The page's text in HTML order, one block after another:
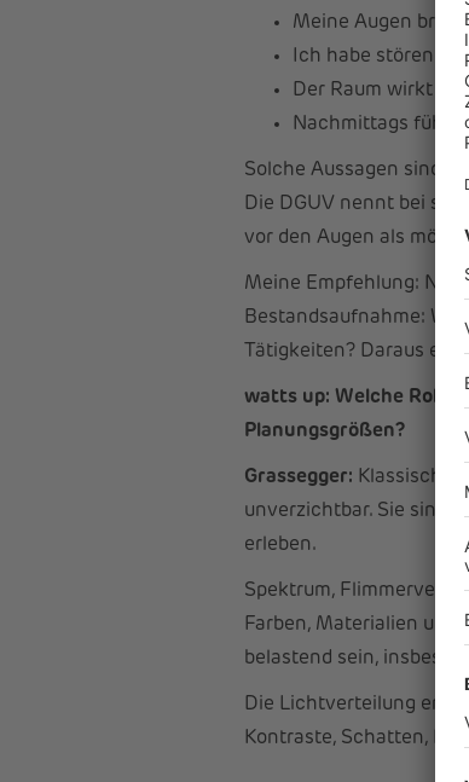
Meine Augen
Ich habe störende
Der Raum wirkt
Nachmittags fühlt
Solche Aussagen sind
Die DGUV nennt bei
vor den Augen als
Meine Empfehlung:
Bestandsaufnahme:
Tätigkeiten? Daraus
watts up: Welche Rolle
Planungsgrößen?
Grassegger: Klassische
unverzichtbar. Sie sind
erleben.
Spektrum,
Farben, Materialien und
belastend sein,
Die Lichtverteilung
Kontraste, Schatten,